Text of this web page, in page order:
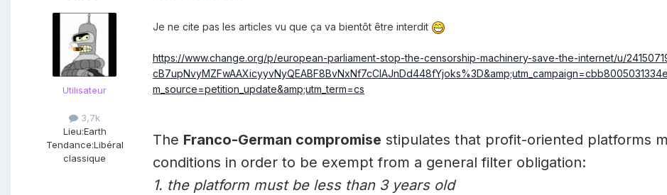
Utilisateur
3,7k
Lieu:Earth
Tendance:Libéral
classique
Je ne cite pas les articles vu que ça va bientôt être interdit
https://www.change.org/p/european-parliament-stop-the-censorship-machinery-save-the-internet/u/
m_source=petition_update&amp;utm_term=cs
The Franco-German compromise stipulates that profit-oriented platforms
conditions in order to be exempt from a general filter obligation:
1. the platform must be less than 3 years old